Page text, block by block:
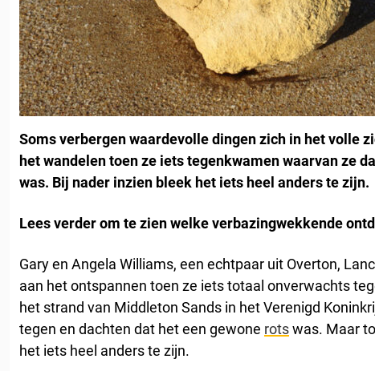
Soms verbergen waardevolle dingen zich in het volle
het wandelen toen ze iets tegenkwamen waarvan ze
was. Bij nader inzien bleek het iets heel anders te zijn.
Lees verder om te zien welke verbazingwekkende
Gary en Angela Williams, een echtpaar uit Overton,
aan het ontspannen toen ze iets totaal onverwachts
het strand van Middleton Sands in het Verenigd
tegen en dachten dat het een gewone rotswas. Maar
het iets heel anders te zijn.